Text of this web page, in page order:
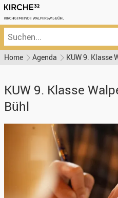
Home Agenda KUW 9. Klasse
KUW 9. Klasse
Bühl